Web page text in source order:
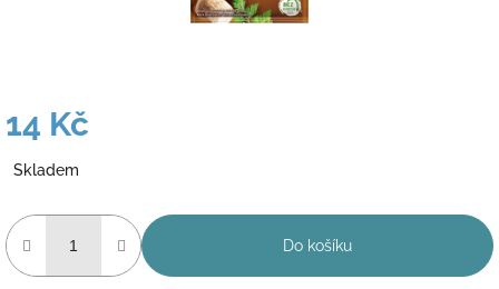
14 Kč
cena:
Skladem
Do košíku